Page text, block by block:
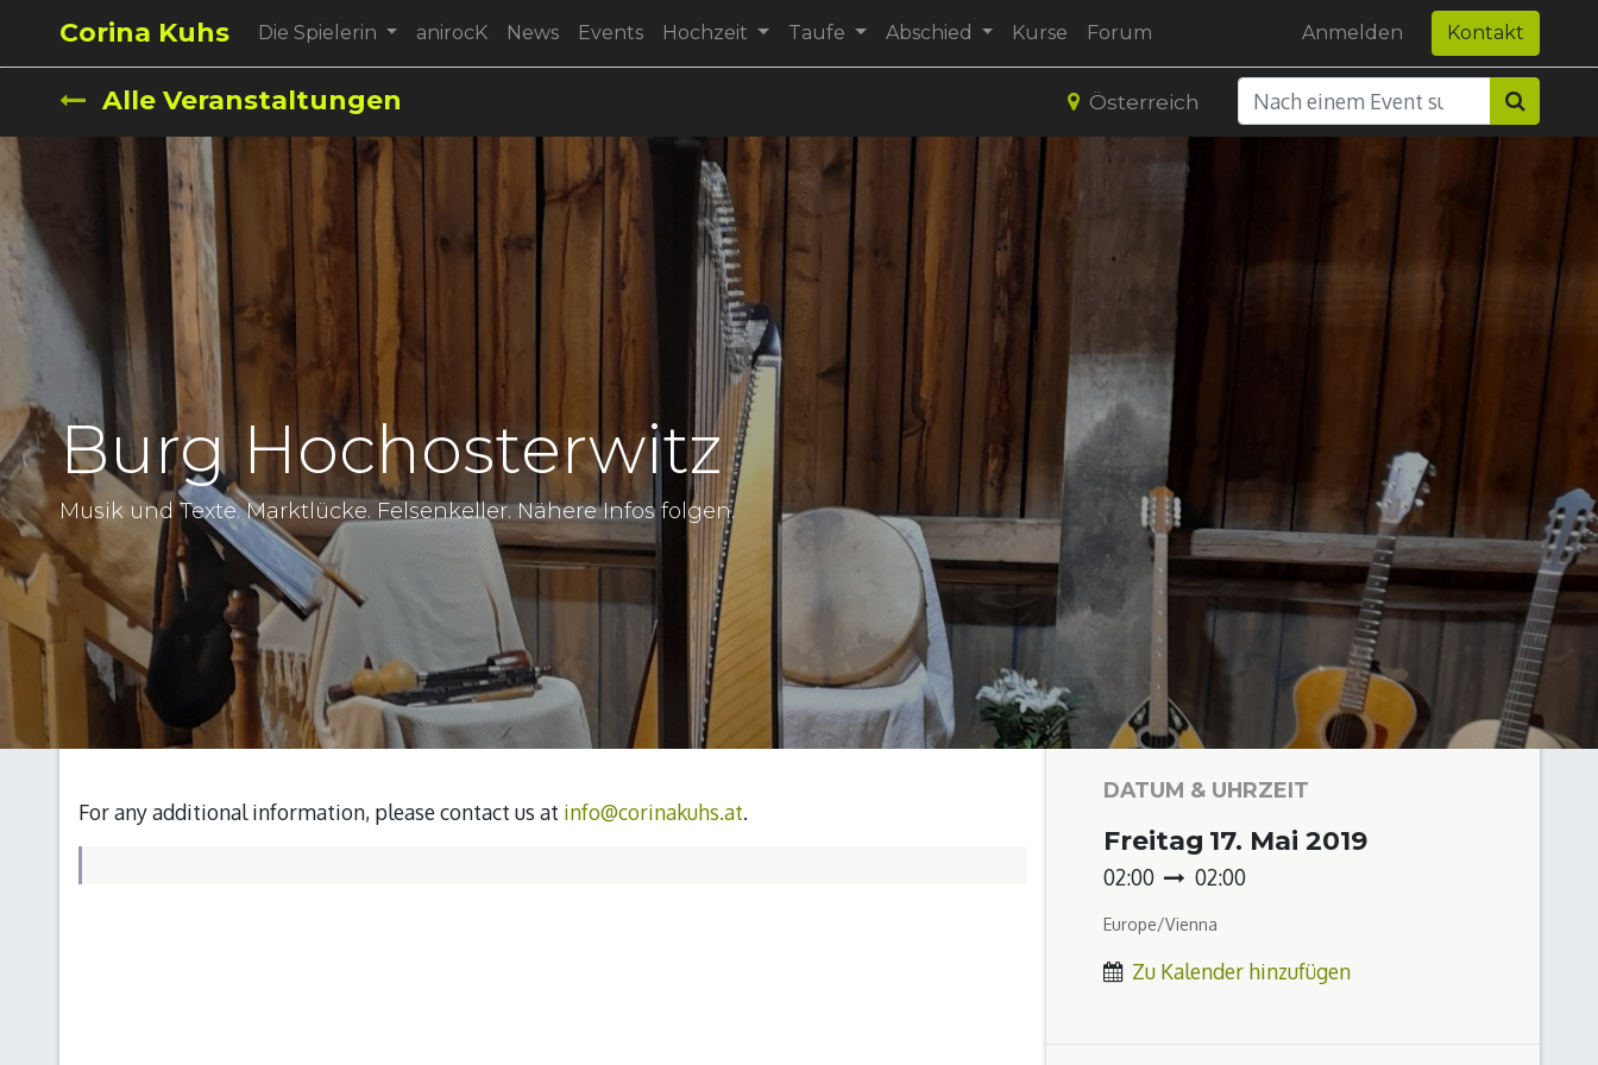
Corina Kuhs Die Spielerin anirocK News Events Hochzeit Taufe Abschied Kurse Forum Anmelden Kontakt
Alle Veranstaltungen Österreich
Burg Hochosterwitz
Musik und Texte. Marktlücke. Felsenkeller. Nähere Infos folgen.
For any additional information, please contact us at info@corinakuhs.at.
DATUM & UHRZEIT
Freitag 17. Mai 2019
02:00 02:00
Europe/Vienna
Zu Kalender hinzufügen